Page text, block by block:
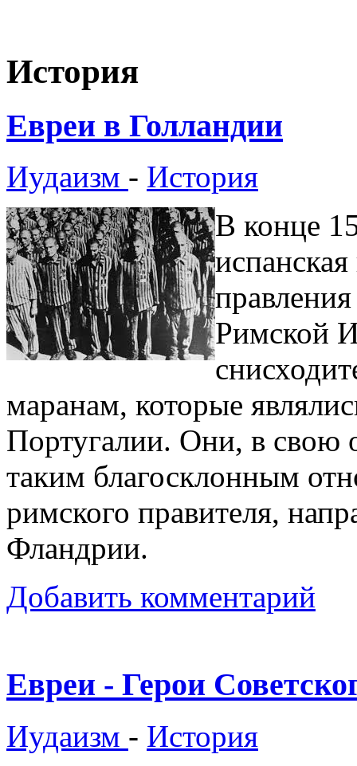
История
Евреи в Голландии
Иудаизм - История
В конце
Римской
маранам, которые
Португалии. Они, в свою
таким благосклонным
римского правителя,
Фландрии.
Добавить комментарий
Евреи - Герои
Иудаизм - История